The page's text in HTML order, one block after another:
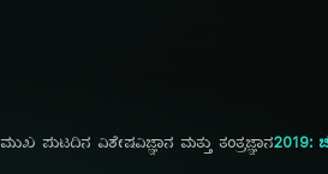
ಮುಖ ಪುಟದಿನ ವಿಶೇಷವಿಜ್ಞಾನ ಮತ್ತು ತಂತ್ರಜ್ಞಾನ2019: